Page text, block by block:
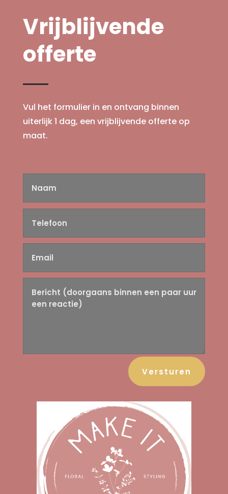
Vrijblijvende
offerte
Vul het formulier in en ontvang binnen
uiterlijk 1 dag, een vrijblijvende offerte op
maat.
Versturen